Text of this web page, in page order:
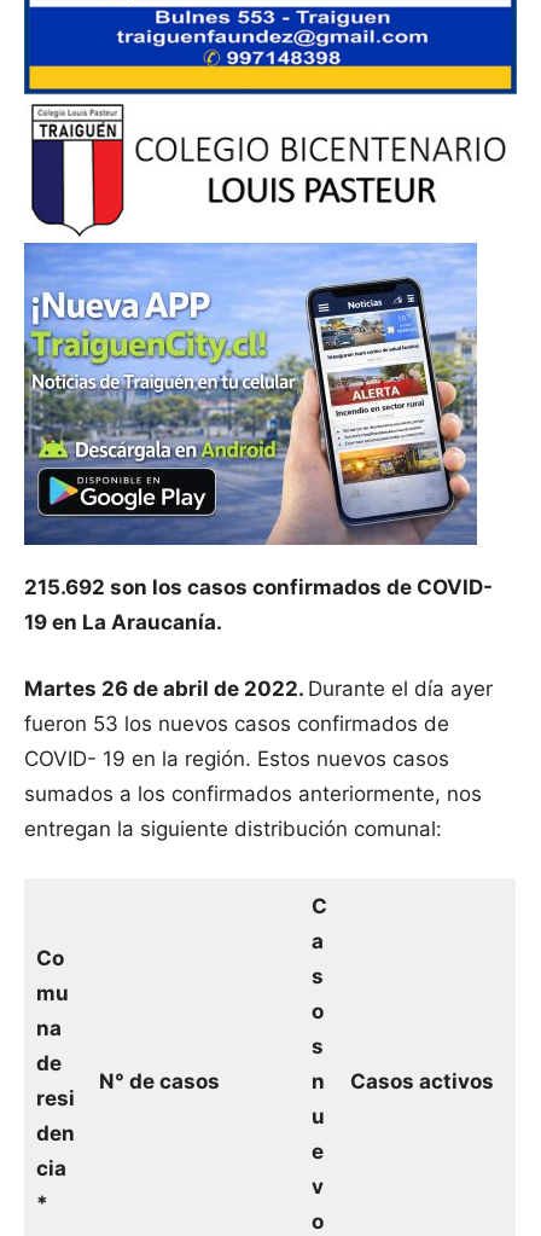
215.692 son los casos confirmados de COVID-
19 en La Araucanía.
Martes 26 de abril de 2022. Durante el día ayer
fueron 53 los nuevos casos confirmados de
COVID- 19 en la región. Estos nuevos casos
sumados a los confirmados anteriormente, nos
entregan la siguiente distribución comunal:
Co
mu
na
de
resi
den
cia
*
N° de casos
C
a
s
o
s
n
u
e
v
o
Casos activos